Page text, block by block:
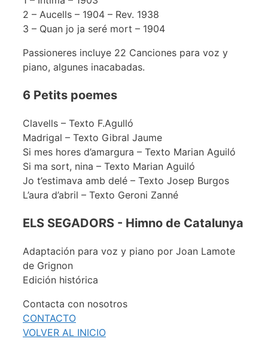
2 – Aucells – 1904 – Rev. 1938
3 – Quan jo ja seré mort – 1904
Passioneres incluye 22 Canciones para voz y
piano, algunes inacabadas.
6 Petits poemes
Clavells – Texto F.Agulló
Madrigal – Texto Gibral Jaume
Si mes hores d’amargura – Texto Marian Aguiló
Si ma sort, nina – Texto Marian Aguiló
Jo t’estimava amb delé – Texto Josep Burgos
L’aura d’abril – Texto Geroni Zanné
ELS SEGADORS - Himno de Catalunya
Adaptación para voz y piano por Joan Lamote
de Grignon
Edición histórica
Contacta con nosotros
CONTACTO
VOLVER AL INICIO